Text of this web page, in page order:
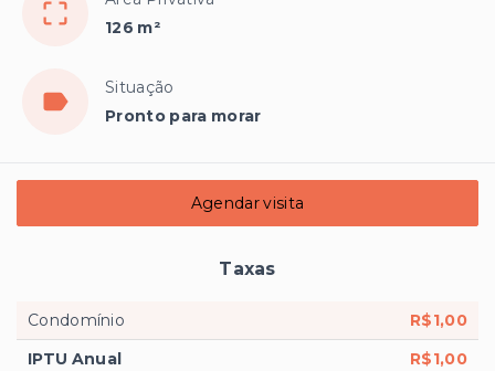
126 m²
Situação
Pronto para morar
Agendar visita
Taxas
Condomínio
R$1,00
IPTU Anual
R$1,00